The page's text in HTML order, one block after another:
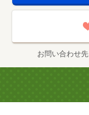
お問い合わせ先